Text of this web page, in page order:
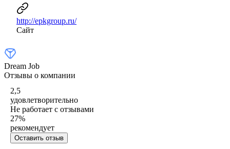
http://epkgroup.ru/
Сайт
Dream Job
Отзывы о компании
2,5
удовлетворительно
Не работает с отзывами
27%
рекомендует
Оставить отзыв